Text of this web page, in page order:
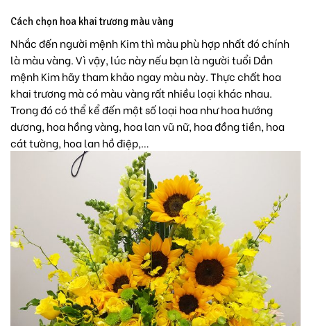
Cách chọn hoa khai trương màu vàng
Nhắc đến người mệnh Kim thì màu phù hợp nhất đó chính
là màu vàng. Vì vậy, lúc này nếu bạn là người tuổi Dần
mệnh Kim hãy tham khảo ngay màu này. Thực chất hoa
khai trương mà có màu vàng rất nhiều loại khác nhau.
Trong đó có thể kể đến một số loại hoa nhưhoa hướng
dương, hoa hồng vàng, hoa lan vũ nữ, hoa đồng tiền, hoa
cát tường, hoa lan hồ điệp,…